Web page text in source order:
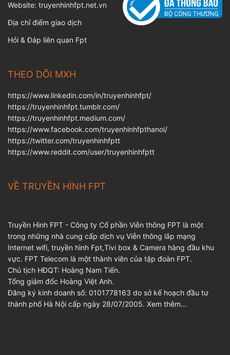
Website: truyenhinhfpt.net.vn
Địa chỉ điểm giao dịch
Hỏi & Đáp liên quan Fpt
THEO DÕI MXH
https://www.linkedin.com/in/truyenhinhfpt/
https://truyenhinhfpt.tumblr.com/
https://truyenhinhfpt.medium.com/
https://www.facebook.com/truyenhinhfpthanoi/
https://twitter.com/truyenhinhfptt
https://www.reddit.com/user/truyenhinhfptt
VỀ TRUYỀN HÌNH FPT
Truyền Hình FPT - Công ty Cổ phần Viễn thông FPT là một
trong những nhà cung cấp dịch vụ Viễn thông lắp mạng
Internet wifi, truyền hình Fpt,Tivi box & Camera hàng đầu khu
vực. FPT Telecom là một thành viên của tập đoàn FPT.
Chủ tịch HĐQT: Hoàng Nam Tiến.
Tổng giám đốc Hoàng Việt Anh.
Đăng ký kinh doanh số: 0101778163 do sở kế hoạch đầu tư
thành phố Hà Nội cấp ngày 28/07/2005. Xem thêm...